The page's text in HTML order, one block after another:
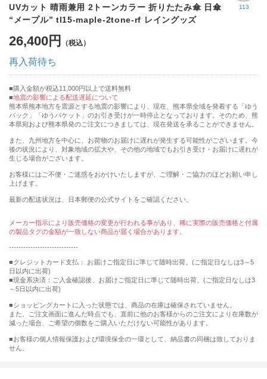
113
UVカット 晴雨兼用 2トーンカラー 折りたたみ傘 日傘
“メープル” tl15-maple-2tone-rf レイングッズ
26,400円
再入荷待ち
購入金額が税込11,000円以上で送料無料
地震の影響による配送遅延について
熊本県熊本地方を震源とする地震の影響により、現在、熊本県全域を発着する「ゆう
パック」「ゆうパケット」のお引き受けが一時停止となっております。そのため、熊
本県宛および熊本県発のご注文につきましては、現在発送を承ることができません。
また、九州地方を中心に、お荷物のお届けに遅れが発生する可能性がございます。今
後の状況により、対象地域の拡大や、その他の地域でもお引き受け・お届けに遅れが
生じる場合がございます。
お客様にはご不便・ご迷惑をおかけいたしますが、ご理解・ご協力のほどお願い申し
上げます。
最新の配送状況は、日本郵便の公式サイトをご確認ください。
メーカー指示により販売価格の変更が行われる事があり、稀に実際の販売価格と付属
の製品タグの金額が一致しない商品が届く場合があります。
-----------------------------
■クレジットカード支払： お届けご指定日に準じて随時出荷。(ご指定日なしは3～5
日以内に出荷)
■現金系決済：ご入金確認後、お届けご指定日に準じて随時出荷。(ご指定日なしは3
～5日以内に出荷)
■ショッピングカートに入った状態では、商品の在庫は確保されていません。
また、ご注文画面に進んだ時点でも、直前に他のお客様からのご注文により在庫数が
減った場合、ご希望の個数をご購入いただけない可能性があります。
■お客様の個人情報保護および環境保全の一環として、納品書の同梱は致しておりま
せん。